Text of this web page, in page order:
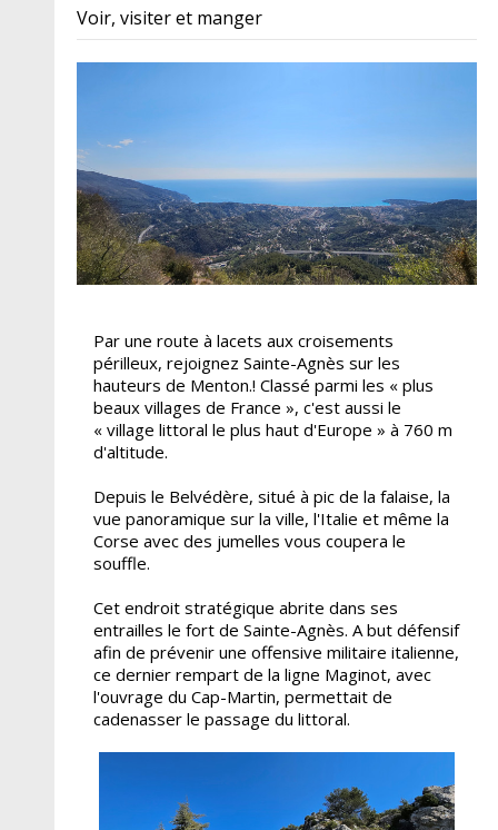
Voir, visiter et manger
Par une route à lacets aux croisements
périlleux, rejoignez Sainte-Agnès sur les
hauteurs de Menton.! Classé parmi les « plus
beaux villages de France », c'est aussi le
« village littoral le plus haut d'Europe » à 760 m
d'altitude.
Depuis le Belvédère, situé à pic de la falaise, la
vue panoramique sur la ville, l'Italie et même la
Corse avec des jumelles vous coupera le
souffle.
Cet endroit stratégique abrite dans ses
entrailles le fort de Sainte-Agnès. A but défensif
afin de prévenir une offensive militaire italienne,
ce dernier rempart de la ligne Maginot, avec
l'ouvrage du Cap-Martin, permettait de
cadenasser le passage du littoral.